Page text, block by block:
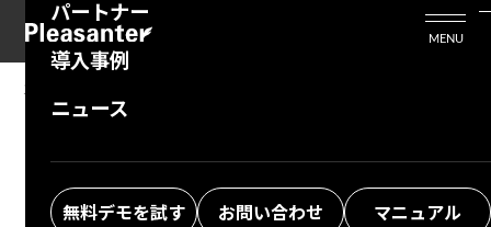
活用シーン
Enterprise Edition
パートナー
プリザンタービジネスを検討中の方
導入事例
ニュース
無料デモを試す お問い合わせ マニュアル
MENU
10.04.2024
Developer Function: Server Script:
notification